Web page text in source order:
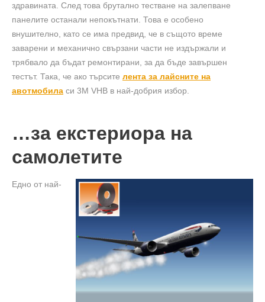
здравината. След това брутално тестване на залепване
панелите останали непокътнати. Това е особено
внушително, като се има предвид, че в същото време
заварени и механично свързани части не издържали и
трябвало да бъдат ремонтирани, за да бъде завършен
тестът. Така, че ако търсите лента за лайсните на
авотмобила си 3M VHB в най-добрия избор.
…за екстериора на
самолетите
Едно от най-